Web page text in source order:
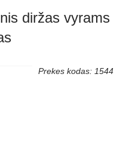
diržas vyrams
Prekes kodas: 1544